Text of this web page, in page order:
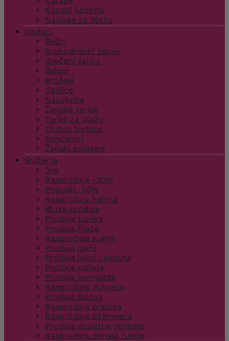
Kupaći kostimi
Navlake za plažu
Dodaci
Šeširi
Svakodnevni šalovi
Svečani šalovi
Šalovi
Broševi
Ogrlice
Narukvice
Ženske torbe
Torbe za plažu
Clutch torbice
Novčanici
Ženski pojasevi
Sniženja
Sve
Rasprodaja -30%
Popusti -50%
Rasprodaja haljina
Bluze prodaja
Prodaja tunika
Prodaja hlača
Rasprodaja suknji
Prodaja jakni
Prodaja jakni i kaputa
Prodaja odijela
Prodaja kompleta
Rasprodaja dukseva
Prodaja šalova
Rasprodaja prsluka
Rasprodaja džempera
Prodaja dodatne opreme
Rasprodaja donjeg rublja